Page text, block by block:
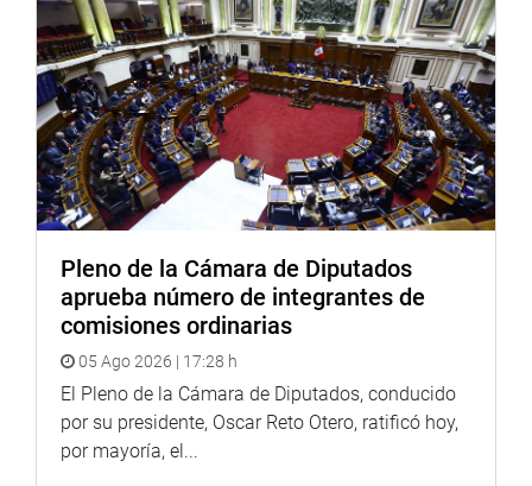
Pleno de la Cámara de Diputados
aprueba número de integrantes de
comisiones ordinarias
05 Ago 2026 | 17:28 h
El Pleno de la Cámara de Diputados, conducido
por su presidente, Oscar Reto Otero, ratificó hoy,
por mayoría, el...